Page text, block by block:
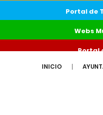
Portal de
Webs
Portal
INICIO